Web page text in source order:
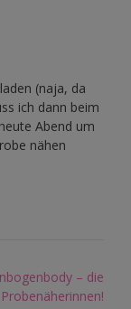
(naja, da
ich dann beim
Abend um
nähen
– die
Probenäherinnen!